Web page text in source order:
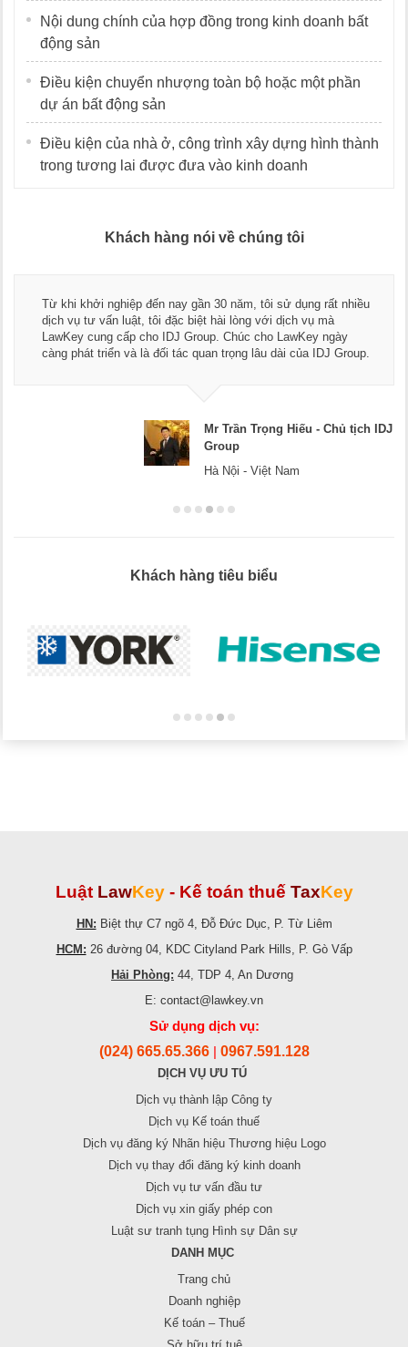
Nội dung chính của hợp đồng trong kinh doanh bất
động sản
Điều kiện chuyển nhượng toàn bộ hoặc một phần
dự án bất động sản
Điều kiện của nhà ở, công trình xây dựng hình thành
trong tương lai được đưa vào kinh doanh
Khách hàng nói về chúng tôi
Thay mặt Công ty Dương Cafe, tôi xin chân thành cảm ơn đội
ngũ luật sư, kế toán của LawKey. Thực sự yên tâm khi sử
dụng dịch vụ tư vấn pháp luật và kế toán thuế bên các bạn.
Chúc các bạn phát triển hơn, phục vụ tốt hơn cho cộng đồng
Mr Dương - CEO Dương Cafe
Hà Nội
Khách hàng tiêu biểu
Luật LawKey - Kế toán thuế TaxKey
HN: Biệt thự C7 ngõ 4, Đỗ Đức Dục, P. Từ Liêm
HCM: 26 đường 04, KDC Cityland Park Hills, P. Gò Vấp
Hải Phòng: 44, TDP 4, An Dương
E: contact@lawkey.vn
Sử dụng dịch vụ:
(024) 665.65.366 0967.591.128
DỊCH VỤ ƯU TÚ
Dịch vụ thành lập Công ty
Dịch vụ Kế toán thuế
Dịch vụ đăng ký Nhãn hiệu Thương hiệu Logo
Dịch vụ thay đổi đăng ký kinh doanh
Dịch vụ tư vấn đầu tư
Dịch vụ xin giấy phép con
Luật sư tranh tụng Hình sự Dân sự
DANH MỤC
Trang chủ
Doanh nghiệp
Kế toán – Thuế